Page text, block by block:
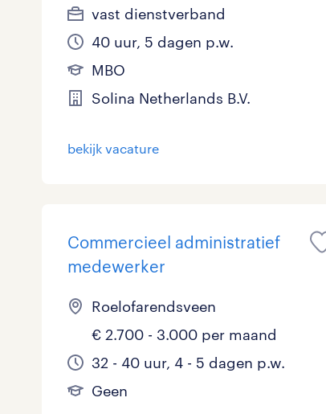
Engineering 5
ICT
Logistiek 47
Webcare 0
toon 276 resultaten
MBO, HAVO, VWO
VMBO/MAVO
toon 276 resultaten
toon 276 resultaten
toon 276 resultaten
vast dienstverband
40 uur, 5 dagen p.w.
MBO
Solina Netherlands B.V.
bekijk vacature
Commercieel administratief
medewerker
Roelofarendsveen
€ 2.700 - 3.000 per maand
32 - 40 uur, 4 - 5 dagen p.w.
Geen